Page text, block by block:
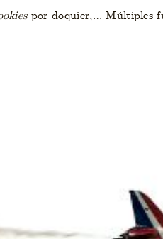
por doquier,… Múltiples